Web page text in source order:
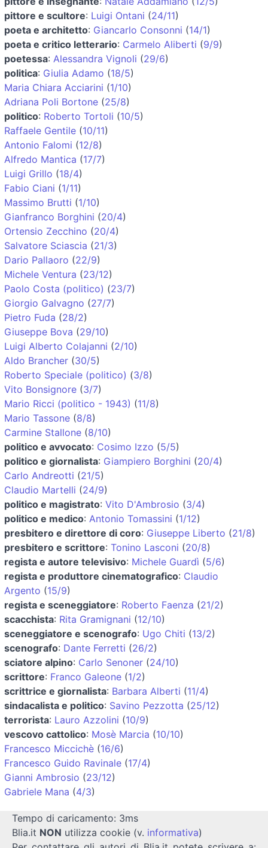
pittore e scultore: Luigi Ontani (24/11)
poeta e architetto: Giancarlo Consonni (14/1)
poeta e critico letterario: Carmelo Aliberti (9/9)
poetessa: Alessandra Vignoli (29/6)
politica: Giulia Adamo (18/5)
Maria Chiara Acciarini (1/10)
Adriana Poli Bortone (25/8)
politico: Roberto Tortoli (10/5)
Raffaele Gentile (10/11)
Antonio Falomi (12/8)
Alfredo Mantica (17/7)
Luigi Grillo (18/4)
Fabio Ciani (1/11)
Massimo Brutti (1/10)
Gianfranco Borghini (20/4)
Ortensio Zecchino (20/4)
Salvatore Sciascia (21/3)
Dario Pallaoro (22/9)
Michele Ventura (23/12)
Paolo Costa (politico) (23/7)
Giorgio Galvagno (27/7)
Pietro Fuda (28/2)
Giuseppe Bova (29/10)
Luigi Alberto Colajanni (2/10)
Aldo Brancher (30/5)
Roberto Speciale (politico) (3/8)
Vito Bonsignore (3/7)
Mario Ricci (politico - 1943) (11/8)
Mario Tassone (8/8)
Carmine Stallone (8/10)
politico e avvocato: Cosimo Izzo (5/5)
politico e giornalista: Giampiero Borghini (20/4)
Carlo Andreotti (21/5)
Claudio Martelli (24/9)
politico e magistrato: Vito D'Ambrosio (3/4)
politico e medico: Antonio Tomassini (1/12)
presbitero e direttore di coro: Giuseppe Liberto (21/8)
presbitero e scrittore: Tonino Lasconi (20/8)
regista e autore televisivo: Michele Guardì (5/6)
regista e produttore cinematografico: Claudio
Argento (15/9)
regista e sceneggiatore: Roberto Faenza (21/2)
scacchista: Rita Gramignani (12/10)
sceneggiatore e scenografo: Ugo Chiti (13/2)
scenografo: Dante Ferretti (26/2)
sciatore alpino: Carlo Senoner (24/10)
scrittore: Franco Galeone (1/2)
scrittrice e giornalista: Barbara Alberti (11/4)
sindacalista e politico: Savino Pezzotta (25/12)
terrorista: Lauro Azzolini (10/9)
vescovo cattolico: Mosè Marcia (10/10)
Francesco Miccichè (16/6)
Francesco Guido Ravinale (17/4)
Gianni Ambrosio (23/12)
Gabriele Mana (4/3)
Tempo di caricamento: 3ms
Blia.it NON utilizza cookie (v. informativa)